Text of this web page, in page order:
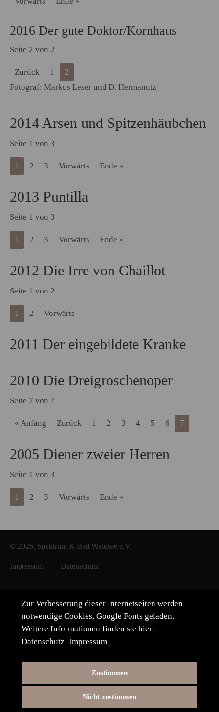
2016 Der gute Doktor/Kornhaus
Seite 2 von 2
Zurück 1
2
Fotograf: Markus Leser und D. Hermanutz
2014 Arsen und Spitzenhäubchen
Seite 1 von 3
1 2 3 Vorwärts Ende »
2013 Puntilla
Seite 1 von 3
1 2 3 Vorwärts Ende »
2012 Die Irre von Chaillot
Seite 1 von 2
1 2 Vorwärts
2011 Der eingebildete Kranke
2010 Die Dreigroschenoper
Seite 7 von 7
« Anfang Zurück 1 2 3 4 5 6 7
2005 Diener zweier Herren
Seite 1 von 3
1 2 3 Vorwärts Ende »
© 2026. Spektrum K Bad Waldsee e.V.
Impressum Datenschutz
Zur Verbesserung dieser Internetseiten werden
notwendige Cookies, Google Fonts geladen.
Weitere Informationen finden sie hier:
Datenschutz Impressum
Zustimmen
Nicht zustimmen